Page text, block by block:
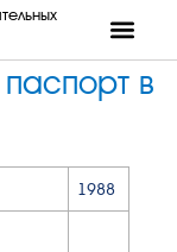
в
1988